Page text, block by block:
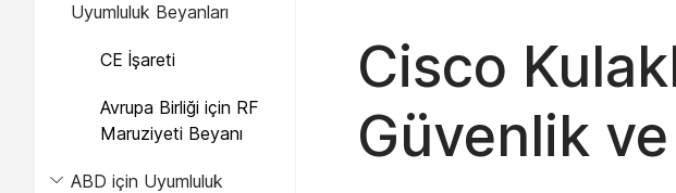
Uyumluluk Beyanları
CE İşareti
Avrupa Birliği için RF
Maruziyeti Beyanı
ABD için Uyumluluk
Cisco
Güvenlik